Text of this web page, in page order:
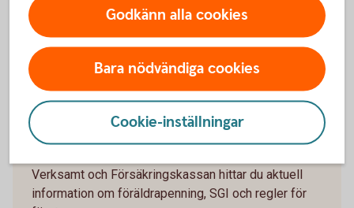
ansvar i verksamheten kan ge större handlingsutrymme.
Föräldrapenning för dig som
företagare
Verksamt och Försäkringskassan hittar du aktuell
information om föräldrapenning, SGI och regler för
Godkänn alla cookies
Bara nödvändiga cookies
Cookie-inställningar